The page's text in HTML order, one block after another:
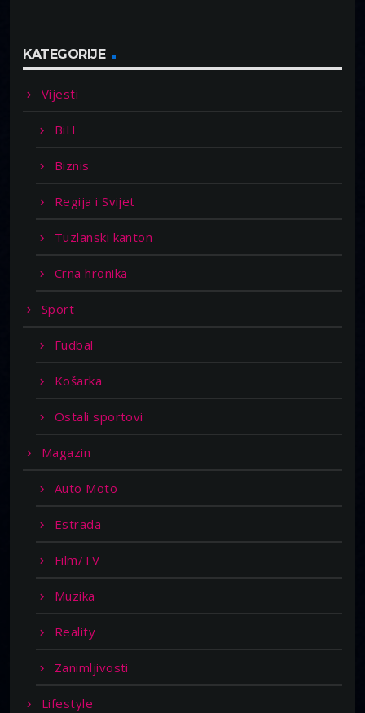
KATEGORIJE
Vijesti
BiH
Biznis
Regija i Svijet
Tuzlanski kanton
Crna hronika
Sport
Fudbal
Košarka
Ostali sportovi
Magazin
Auto Moto
Estrada
Film/TV
Muzika
Reality
Zanimljivosti
Lifestyle